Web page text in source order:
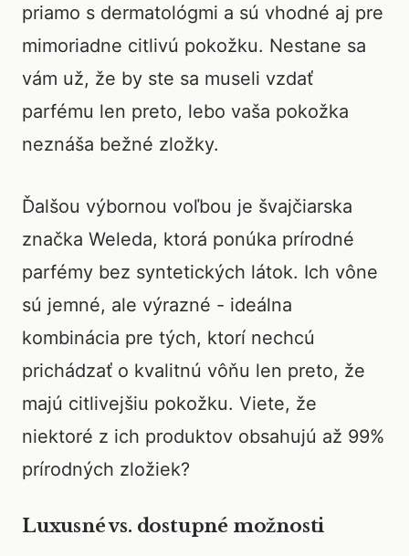
priamo s dermatológmi a sú vhodné aj pre
mimoriadne citlivú pokožku. Nestane sa
vám už, že by ste sa museli vzdať
parfému len preto, lebo vaša pokožka
neznáša bežné zložky.
Ďalšou výbornou voľbou je švajčiarska
značka Weleda, ktorá ponúka prírodné
parfémy bez syntetických látok. Ich vône
sú jemné, ale výrazné - ideálna
kombinácia pre tých, ktorí nechcú
prichádzať o kvalitnú vôňu len preto, že
majú citlivejšiu pokožku. Viete, že
niektoré z ich produktov obsahujú až 99%
prírodných zložiek?
Luxusné vs. dostupné možnosti